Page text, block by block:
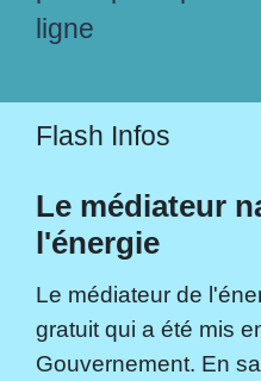
ligne
Flash Infos
Le médiateur
l'énergie
Le médiateur de
gratuit qui a été mis
Gouvernement. En